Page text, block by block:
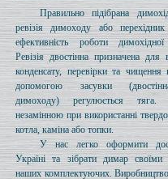
Правильно підібрана
ревізія димоходу або
ефективність роботи
Ревізія двостінна призначена для
конденсату, перевірки та чищення
допомогою засувки
димоходу) регулюється
незамінною при використанні
котла, каміна або топки.
У нас легко оформити
Україні та зібрати димар
наших комплектуючих.